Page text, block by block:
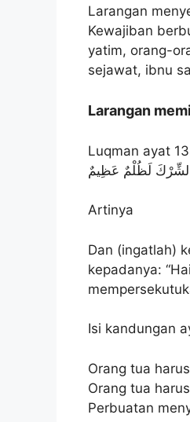
Larangan
Kewajiban
yatim, orang-
sejawat, ibnu
Larangan
Luqman ayat 13
الشِّرْكَ لَظُلْمٌ عَظِيمٌ
Artinya
Dan (ingatlah)
kepadanya:
Isi kandungan
Orang tua
Orang tua
Perbuatan